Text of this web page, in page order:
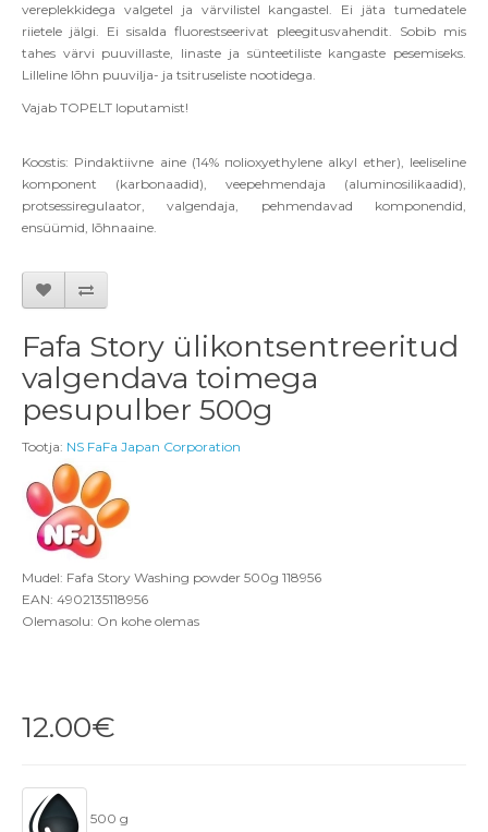
vereplekkidega valgetel ja värvilistel kangastel. Ei jäta tumedatele
riietele jälgi. Ei sisalda fluorestseerivat pleegitusvahendit. Sobib mis
tahes värvi puuvillaste, linaste ja sünteetiliste kangaste pesemiseks.
Lilleline lõhn puuvilja- ja tsitruseliste nootidega.
Vajab TOPELT loputamist!
Koostis: Pindaktiivne aine (14% пolioxyethylene alkyl ether), leeliseline
komponent (karbonaadid), veepehmendaja (aluminosilikaadid),
protsessiregulaator, valgendaja, pehmendavad komponendid,
ensüümid, lõhnaaine.
Fafa Story ülikontsentreeritud
valgendava toimega
pesupulber 500g
Tootja: NS FaFa Japan Corporation
Mudel: Fafa Story Washing powder 500g 118956
EAN: 4902135118956
Olemasolu: On kohe olemas
12.00€
500 g